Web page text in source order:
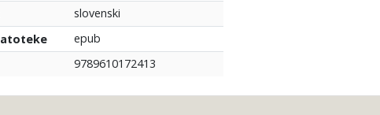
slovenski
epub
9789610172413